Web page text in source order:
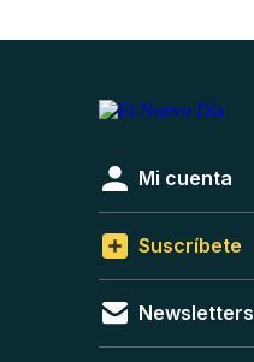
Mi cuenta
Suscríbete
Newsletters